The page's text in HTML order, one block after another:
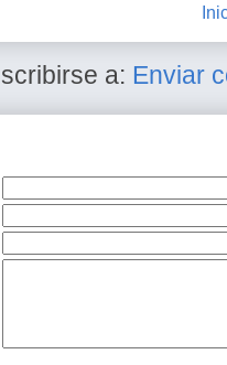
a: Enviar